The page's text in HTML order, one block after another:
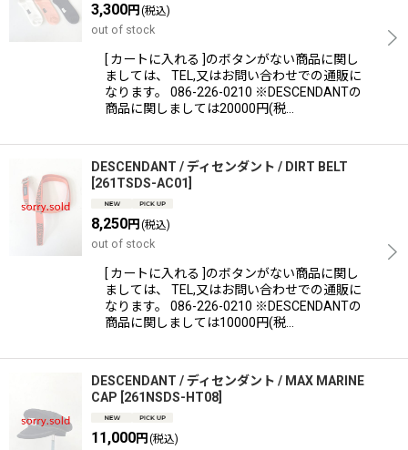
3,300円 (税込)
out of stock
[ カートに入れる ]のボタンがない商品に関し
ましては、 TEL,又はお問い合わせでの通販に
なります。 086-226-0210 ※DESCENDANTの
商品に関しましては20000円(税…
DESCENDANT / ディセンダント / DIRT BELT
261TSDS-AC01
8,250円 (税込)
out of stock
[ カートに入れる ]のボタンがない商品に関し
ましては、 TEL,又はお問い合わせでの通販に
なります。 086-226-0210 ※DESCENDANTの
商品に関しましては10000円(税…
DESCENDANT / ディセンダント / MAX MARINE
CAP 261NSDS-HT08
11,000円 (税込)